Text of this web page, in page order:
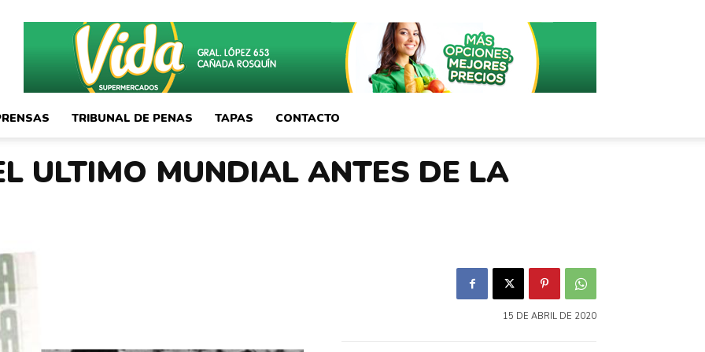
TRIBUNAL DE PENAS TAPAS CONTACTO
ULTIMO MUNDIAL ANTES DE LA
15 DE ABRIL DE 2020